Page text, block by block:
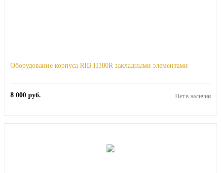
Оборудование корпуса RIB H380R закладными элементами
8 000 руб. Нет в наличии